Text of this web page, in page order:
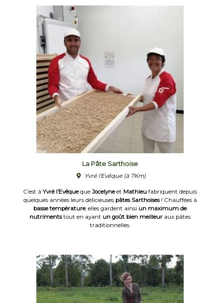
La Pâte Sarthoise
Yvré l'Evêque(à 7Km)
C’est àYvré l’Evêqueque Jocelyneet Mathieu fabriquent depuis
quelques années leurs délicieuses pâtes Sarthoises! Chauffées à
basse température, elles gardent ainsi un maximum de
nutrimentstout en ayant un goût bien meilleur aux pâtes
traditionnelles.